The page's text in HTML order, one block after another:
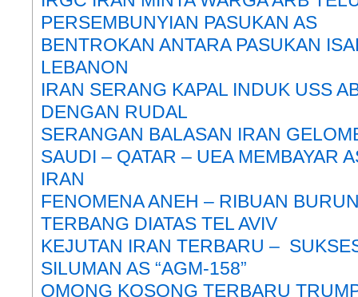
PERSEMBUNYIAN PASUKAN AS
BENTROKAN ANTARA PASUKAN
LEBANON
IRAN SERANG KAPAL INDUK USS
DENGAN RUDAL
SERANGAN BALASAN IRAN
SAUDI – QATAR – UEA MEMBAYAR
IRAN
FENOMENA ANEH – RIBUAN
TERBANG DIATAS TEL AVIV
KEJUTAN IRAN TERBARU –
SILUMAN AS “AGM-158”
OMONG KOSONG TERBARU